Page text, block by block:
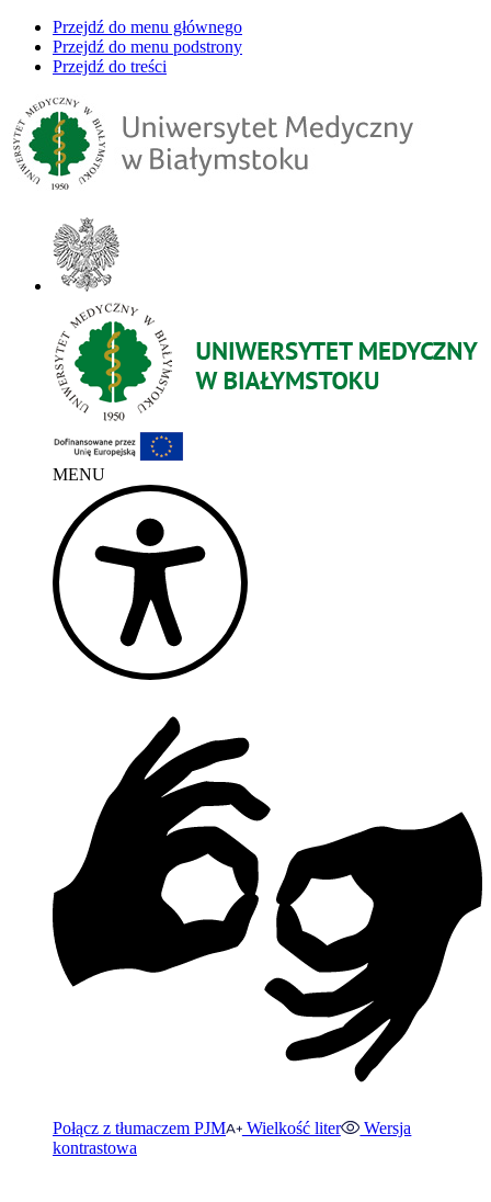
Przejdź do menu głównego
Przejdź do menu podstrony
Przejdź do treści
MENU
Połącz z tłumaczem PJM Wielkość liter
Wersja
kontrastowa